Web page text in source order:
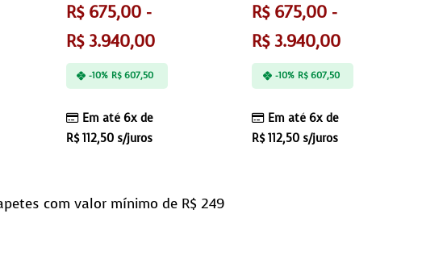
R$675,00 -
R$3.940,00
Em até 6x de
R$112,50s/juros
-10% R$ 607,50
R$675,00 -
R$3.940,00
Em até 6x de
R$112,50 s/juros
-10% R$607,50
com valor mínimo de R$ 249